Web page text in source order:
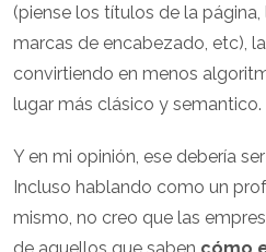
(piense los títulos de la
marcas de encabezado, etc),
convirtiendo en menos
lugar más clásico y semantico.
Y en mi opinión, ese debería
Incluso hablando como un
mismo, no creo que las